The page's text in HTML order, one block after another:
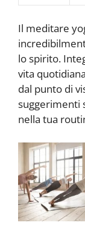
Il meditare
lo spirito.
vita
dal punto di
suggerimenti
nella tua